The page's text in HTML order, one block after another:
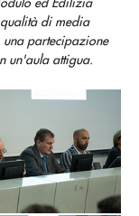
ed Edilizia
di media
una partecipazione
un'aula attigua.